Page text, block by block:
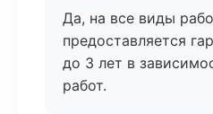
Да, на все виды
предоставляется
до 3 лет в
работ.